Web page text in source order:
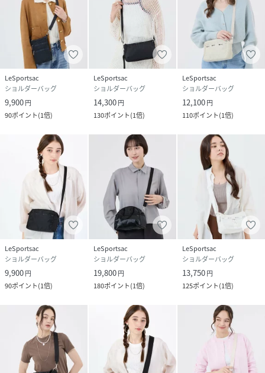
LeSportsac
ショルダーバッグ
9,900円
90ポイント(1倍)
LeSportsac
ショルダーバッグ
14,300円
130ポイント(1倍)
LeSportsac
ショルダーバッグ
12,100円
110ポイント(1倍)
LeSportsac
ショルダーバッグ
9,900円
90ポイント(1倍)
LeSportsac
ショルダーバッグ
19,800円
180ポイント(1倍)
LeSportsac
ショルダーバッグ
13,750円
125ポイント(1倍)